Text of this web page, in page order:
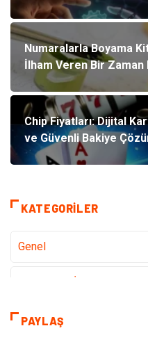
Numaralarla Boyama
İlham Veren Bir Zaman
Chip Fiyatları: Dijital
ve Güvenli Bakiye
KATEGORILER
Genel
teknoloji
PAYLAŞ